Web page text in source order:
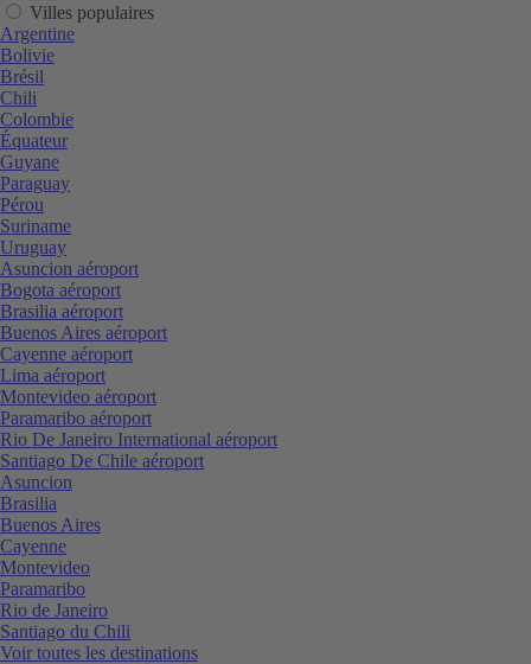
Villes populaires
Argentine
Bolivie
Brésil
Chili
Colombie
Équateur
Guyane
Paraguay
Pérou
Suriname
Uruguay
Asuncion aéroport
Bogota aéroport
Brasilia aéroport
Buenos Aires aéroport
Cayenne aéroport
Lima aéroport
Montevideo aéroport
Paramaribo aéroport
Rio De Janeiro International aéroport
Santiago De Chile aéroport
Asuncion
Brasilia
Buenos Aires
Cayenne
Montevideo
Paramaribo
Rio de Janeiro
Santiago du Chili
Voir toutes les destinations